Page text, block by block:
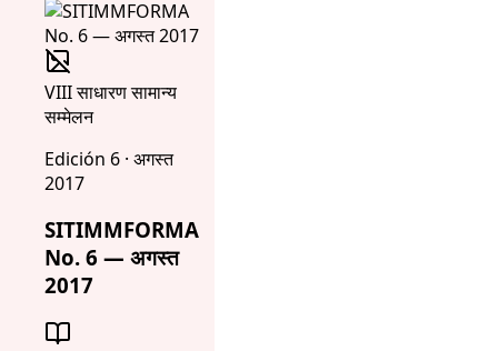
VIII साधारण सामान्य
सम्मेलन
Edición 6 · अगस्त
2017
SITIMMFORMA
No. 6 — अगस्त
2017